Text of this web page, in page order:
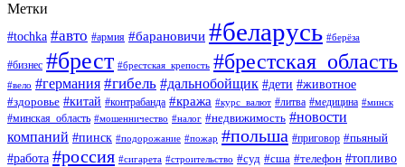
Метки
#tochka #авто #армия #барановичи #беларусь #берёза
#бизнес #брест #брестская_крепость #брестская_область
#вело #германия #гибель #дальнобойщик #дети #животное
#здоровье #китай #контрабанда #кража #курс_валют #литва #медицина #минск
#минская_область #мошенничество #налог #недвижимость #новости
компаний #пинск #подорожание #пожар #польша #приговор #пьяный
#работа #россия #сигарета #строительство #суд #сша #телефон #топливо